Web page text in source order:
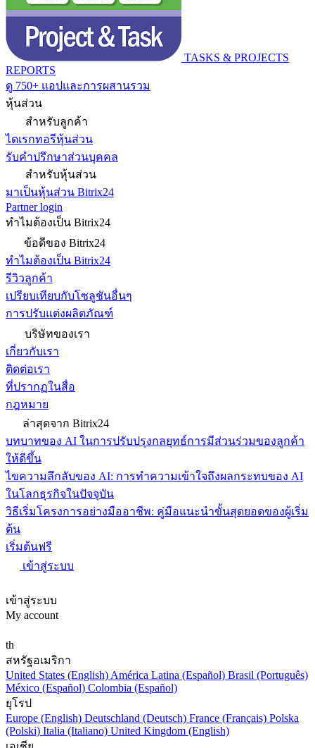
TASKS & PROJECTS
REPORTS
ดู 750+ แอปและการผสานรวม
หุ้นส่วน
สำหรับลูกค้า
ไดเรกทอรีหุ้นส่วน
รับคำปรึกษาส่วนบุคคล
สำหรับหุ้นส่วน
มาเป็นหุ้นส่วน Bitrix24
Partner login
ทำไมต้องเป็น Bitrix24
ข้อดีของ Bitrix24
ทำไมต้องเป็น Bitrix24
รีวิวลูกค้า
เปรียบเทียบกับโซลูชันอื่นๆ
การปรับแต่งผลิตภัณฑ์
บริษัทของเรา
เกี่ยวกับเรา
ติดต่อเรา
ที่ปรากฏในสื่อ
กฎหมาย
ล่าสุดจาก Bitrix24
บทบาทของ AI ในการปรับปรุงกลยุทธ์การมีส่วนร่วมของลูกค้า
ให้ดีขึ้น
ไขความลึกลับของ AI: การทำความเข้าใจถึงผลกระทบของ AI
ในโลกธุรกิจในปัจจุบัน
วิธีเริ่มโครงการอย่างมืออาชีพ: คู่มือแนะนำขั้นสุดยอดของผู้เริ่ม
ต้น
เริ่มต้นฟรี
เข้าสู่ระบบ
เข้าสู่ระบบ
My account
th
สหรัฐอเมริกา
United States (English) América Latina (Español) Brasil (Português)
México (Español) Colombia (Español)
ยุโรป
Europe (English) Deutschland (Deutsch) France (Français) Polska
(Polski) Italia (Italiano) United Kingdom (English)